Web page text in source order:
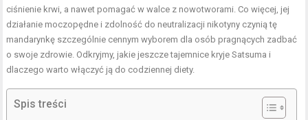
ciśnienie krwi, a nawet pomagać w walce z nowotworami. Co więcej, jej
działanie moczopędne i zdolność do neutralizacji nikotyny czynią tę
mandarynkę szczególnie cennym wyborem dla osób pragnących zadbać
o swoje zdrowie. Odkryjmy, jakie jeszcze tajemnice kryje Satsuma i
dlaczego warto włączyć ją do codziennej diety.
Spis treści